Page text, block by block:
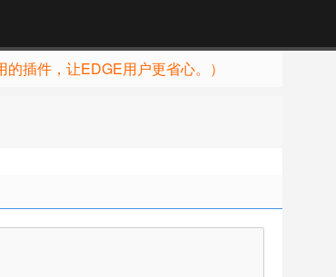
插件，让EDGE用户更省心。）